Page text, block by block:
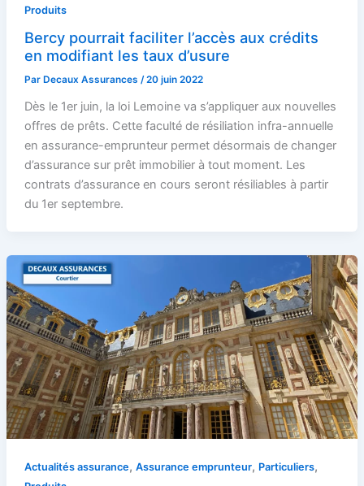
Produits
Bercy pourrait faciliter l’accès aux crédits
en modifiant les taux d’usure
Par Decaux Assurances /20 juin 2022
Dès le 1er juin, la loi Lemoine va s’appliquer aux nouvelles
offres de prêts. Cette faculté de résiliation infra-annuelle
en assurance-emprunteur permet désormais de changer
d’assurance sur prêt immobilier à tout moment. Les
contrats d’assurance en cours seront résiliables à partir
du 1er septembre.
Actualités assurance, Assurance emprunteur, Particuliers,